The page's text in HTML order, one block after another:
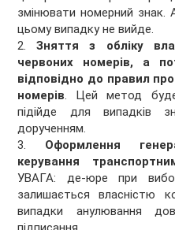
змінювати номерний знак.
цьому випадку не вийде.
2.Зняття з обліку
червоних номерів, а
відповідно до правил
номерів. Цей метод
підійде для випадків
дорученням.
3. Оформлення
керування
УВАГА: де-юре при
залишається власністю
випадки анулювання